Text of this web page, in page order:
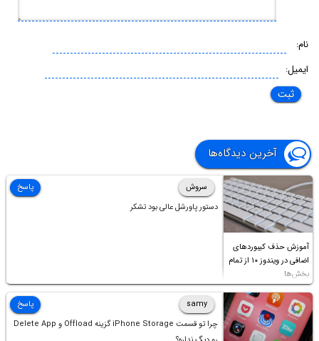
نام:
ایمیل:
آخرین دیدگاه‌ها
آموزش حذف کیبوردهای
اضافی در ویندوز ۱۰ از تمام
بخش‌ها
سروش
دستور پاورشل عالی بود تشکر
پاسخ
samy
چرا تو قسمت iPhone Storage گزینه Offload و Delete App
پاسخ